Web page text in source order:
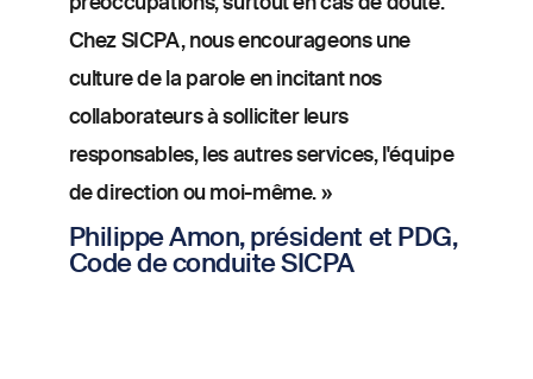
Chez SICPA, nous encourageons une
culture de la parole en incitant nos
collaborateurs à solliciter leurs
responsables, les autres services, l'équipe
de direction ou moi-même. »
Philippe Amon, président et PDG,
Code de conduite SICPA